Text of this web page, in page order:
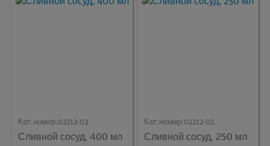
Кат.номер:02212-03
Сливной сосуд, 400 мл
Кат.номер:02212-02
Сливной сосуд, 250 мл